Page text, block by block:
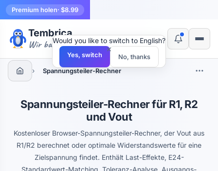
Premium holen· $8.99
Tembrica
Wir bauen Werkzeuge
› Spannungs­teiler-Rechner
Spannungs­teiler-Rechner für R1, R2
und Vout
Kostenloser Browser-Spannungs­teiler-Rechner, der Vout aus
R1/R2 berechnet oder optimale Widerstandswerte für eine
Zielspannung findet. Enthält Last-Effekte, E24-
Standardwert-Matching, Toleranz-Analyse, Ausgangs­
×
Would you like to switch to English?
Yes, switch No, thanks